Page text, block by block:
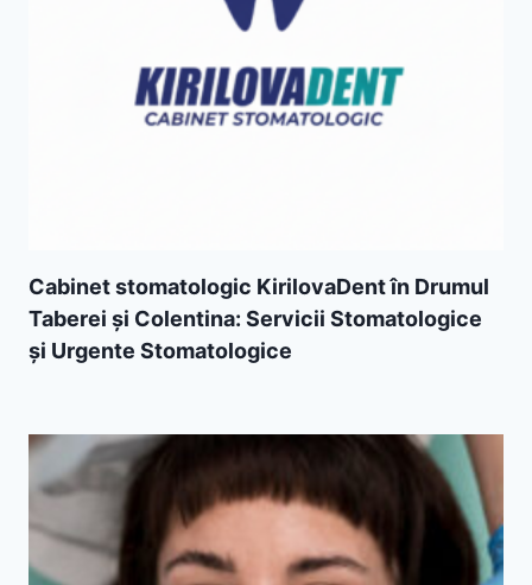
Cabinet stomatologic KirilovaDent în Drumul
Taberei și Colentina: Servicii Stomatologice
și Urgente Stomatologice